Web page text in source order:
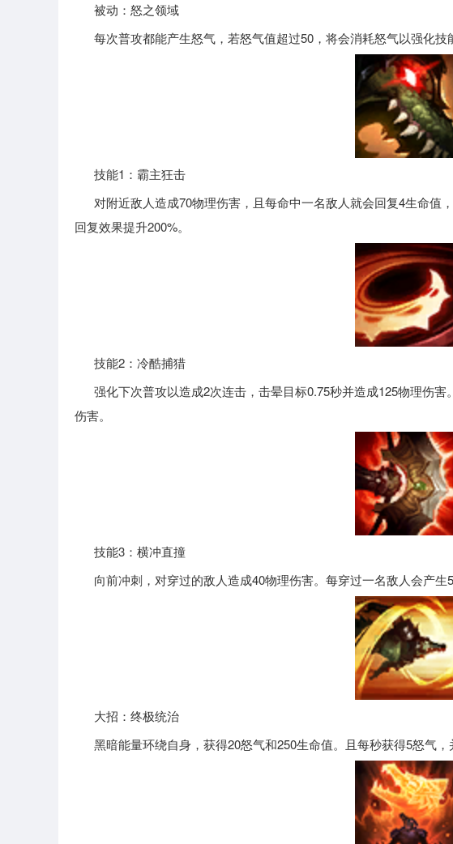
被动：怒之领域
每次普攻都能产生怒气，若怒气值超过50，将会消耗怒气以强化技
技能1：霸主狂击
对附近敌人造成70物理伤害，且每命中一名敌人就会回复4生命值
回复效果提升200%。
技能2：冷酷捕猎
强化下次普攻以造成2次连击，击晕目标0.75秒并造成125物理伤害
伤害。
技能3：横冲直撞
向前冲刺，对穿过的敌人造成40物理伤害。每穿过一名敌人会产生5
大招：终极统治
黑暗能量环绕自身，获得20怒气和250生命值。且每秒获得5怒气，